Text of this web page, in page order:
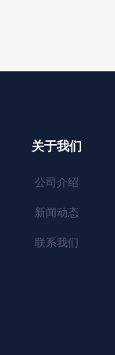
关于我们
公司介绍
新闻动态
联系我们